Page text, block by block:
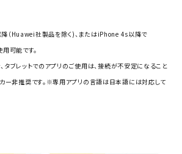
（Huawei社製品を除く)、またはiPhone 4s以降で
可能です。
タブレットでのアプリのご使用は、接続が不安定になること
ー非推奨です。※専用アプリの言語は日本語には対応して